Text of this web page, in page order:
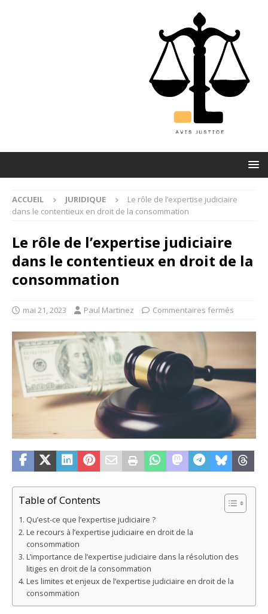
ACCUEIL JURIDIQUE
Le rôle de l’expertise judiciaire
dans le contentieux en droit de la consommation
Le rôle de l’expertise judiciaire
dans le contentieux en droit de la
consommation
mai 21, 2023 Paul Martinez Commentaires fermés
Table of Contents
Qu’est-ce que l’expertise judiciaire ?
Le recours à l’expertise judiciaire en droit de la
consommation
L’importance de l’expertise judiciaire dans la résolution des
litiges en droit de la consommation
Les limites et enjeux de l’expertise judiciaire en droit de la
consommation